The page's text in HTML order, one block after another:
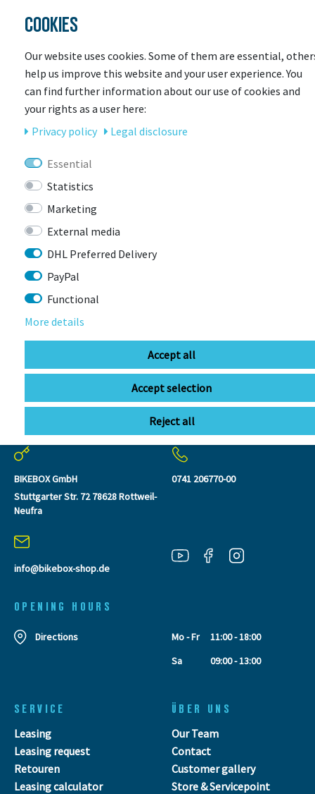
Atmungsaktives Coolmax Material
Reflektierende Details
Elastische Taille
In verschiedenen Größen erhältlich
LAST
BIKEBOX GmbH
Stuttgarter Str. 72 78628 Rottweil-
Neufra
info@bikebox-shop.de
0741 206770-00
OPENING HOURS
Directions Mo - Fr
11:00 - 18:00
Sa
09:00 - 13:00
SERVICE
Leasing
Leasing request
Retouren
Leasing calculator
ÜBER UNS
Our Team
Contact
Customer gallery
Store & Servicepoint
COOKIES
Our website uses cookies. Some of them are essential,
help us improve this website and your user experience. You
can find further information about our use of cookies and
your rights as a user here:
Privacy policy
Legal disclosure
Essential
Statistics
Marketing
External media
DHL Preferred Delivery
PayPal
Functional
More details
Accept all
Accept selection
Reject all